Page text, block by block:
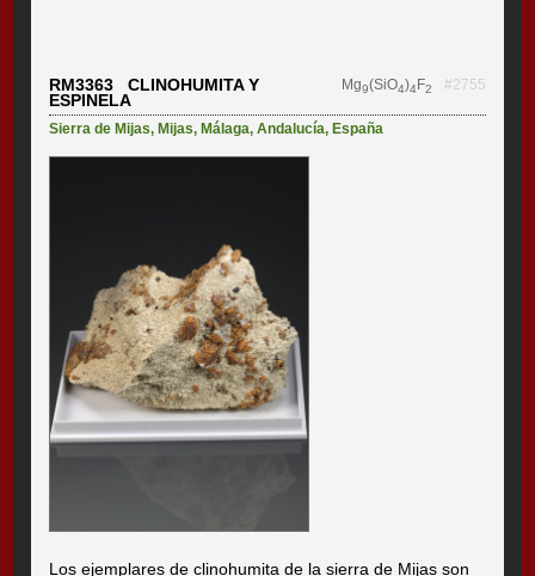
RM3363 CLINOHUMITA Y
ESPINELA
Mg9(SiO4)4 F2 #2755
Sierra de Mijas, Mijas, Málaga,Andalucía, España
Los ejemplares de clinohumita de la sierra de Mijas son